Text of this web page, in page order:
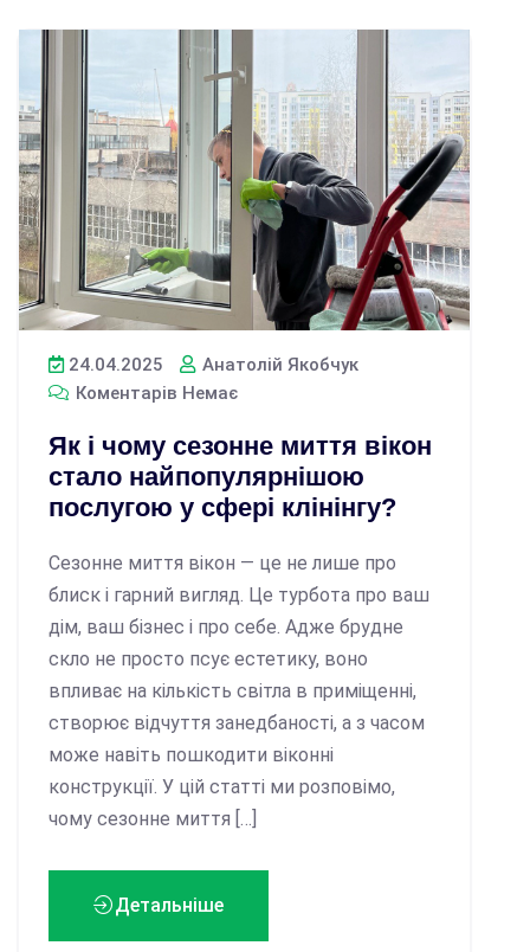
24.04.2025
Анатолій Якобчук
Коментарів Немає
Як і чому сезонне миття вікон
стало найпопулярнішою
послугою у сфері клінінгу?
Сезонне миття вікон — це не лише про
блиск і гарний вигляд. Це турбота про ваш
дім, ваш бізнес і про себе. Адже брудне
скло не просто псує естетику, воно
впливає на кількість світла в приміщенні,
створює відчуття занедбаності, а з часом
може навіть пошкодити віконні
конструкції. У цій статті ми розповімо,
чому сезонне миття […]
Детальніше